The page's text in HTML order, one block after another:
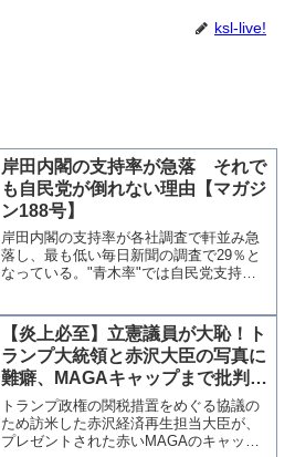
ksl-live!
岸田内閣の支持率が急落 それで
も自民党が倒れない理由【マガジ
ン188号】
岸田内閣の支持率が各社調査で軒並み急
落し、最も低い毎日新聞の調査で29％と
なっている。"青木率"では自民党支持率
で来ている。国葬終了で回復できないな
ら解散総選挙もあり...
【炎上必至】立憲議員が大恥！ト
ランプ大統領と赤沢大臣の写真に
難癖、MAGAキャップまで批判→
外交儀礼の常識でした【KSLチャ
ンネル】
トランプ政権の関税措置をめぐる協議の
ため訪米した赤沢経済再生担当大臣が、
プレゼントされた赤いMAGAのキャップ